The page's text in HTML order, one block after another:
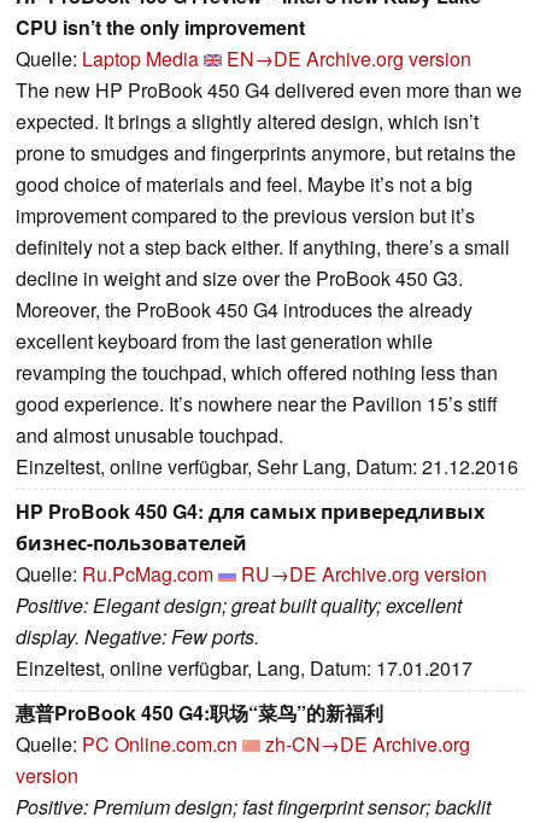
CPU isn’t the only improvement
Quelle: Laptop Media EN→DE Archive.org version
The new HP ProBook 450 G4 delivered even more than we
expected. It brings a slightly altered design, which isn’t
prone to smudges and fingerprints anymore, but retains the
good choice of materials and feel. Maybe it’s not a big
improvement compared to the previous version but it’s
definitely not a step back either. If anything, there’s a small
decline in weight and size over the ProBook 450 G3.
Moreover, the ProBook 450 G4 introduces the already
excellent keyboard from the last generation while
revamping the touchpad, which offered nothing less than
good experience. It’s nowhere near the Pavilion 15’s stiff
and almost unusable touchpad.
Einzeltest, online verfügbar, Sehr Lang, Datum: 21.12.2016
HP ProBook 450 G4: для самых привередливых
бизнес-пользователей
Quelle: Ru.PcMag.com RU→DE Archive.org version
Positive: Elegant design; great built quality; excellent
display. Negative: Few ports.
Einzeltest, online verfügbar, Lang, Datum: 17.01.2017
惠普ProBook 450 G4:职场“菜鸟”的新福利
Quelle: PC Online.com.cn zh-CN→DE Archive.org
version
Positive: Premium design; fast fingerprint sensor; backlit